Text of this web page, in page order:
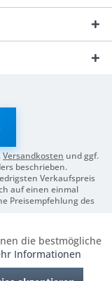
Versandkosten und ggf.
beschrieben.
Verkaufspreis
auf einen einmal
Preisempfehlung des
Aktiv
die bestmögliche
Informationen